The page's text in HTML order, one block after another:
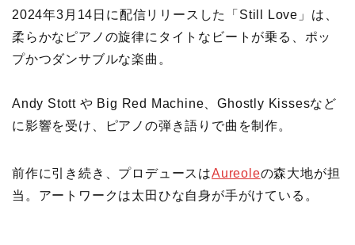
2024年3月14日に配信リリースした「Still Love」は、
柔らかなピアノの旋律にタイトなビートが乗る、ポッ
プかつダンサブルな楽曲。
Andy Stott や Big Red Machine、Ghostly Kissesなど
に影響を受け、ピアノの弾き語りで曲を制作。
前作に引き続き、プロデュースはAureoleの森大地が担
当。アートワークは太田ひな自身が手がけている。